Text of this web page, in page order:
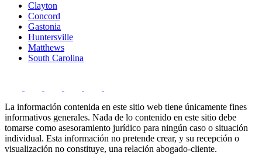
Clayton
Concord
Gastonia
Huntersville
Matthews
South Carolina
La información contenida en este sitio web tiene únicamente fines
informativos generales. Nada de lo contenido en este sitio debe
tomarse como asesoramiento jurídico para ningún caso o situación
individual. Esta información no pretende crear, y su recepción o
visualización no constituye, una relación abogado-cliente.